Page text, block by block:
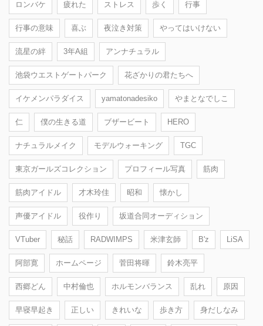
ロンバケ 疲れた ストレス 歩く 行事
行事の意味 喜ぶ 夜泣き対策 やってはいけない
流星の絆 3年A組 アンナチュラル
池袋ウエストゲートパーク 花ざかりの君たちへ
イケメンパラダイス yamatonadesiko やまとなでしこ
仁 僕の生きる道 ブザービート HERO
ナチュラルメイク モデルウォーキング TGC
東京ガールズコレクション プロフィール写真 筋肉
筋肉アイドル 才木玲佳 昭和 懐かし
声優アイドル 役作り 坂道合同オーディション
VTuber 秘話 RADWIMPS 米津玄師 B'z LiSA
阿部寛 ホームページ 菅田将暉 鈴木亮平
西郷どん 中村倫也 ホルモンバランス 乱れ 原因
早寝早起き 正しい きれいな 歩き方 身だしなみ